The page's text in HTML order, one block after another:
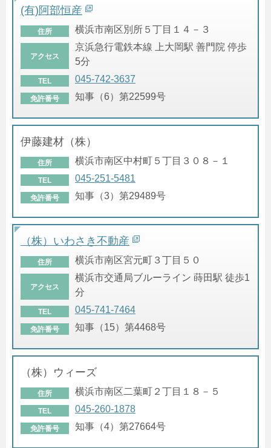
(有)阿部恒産
住所 横浜市南区別所５丁目１４－３
アクセス
京浜急行電鉄本線 上大岡駅 善門院 停歩
5分
TEL 045-742-3637
免許番号 知事（6）第22599号
伊藤建材（株）
住所 横浜市南区中村町５丁目３０８－１
TEL 045-251-5481
免許番号 知事（3）第29489号
（株）いわさき不動産
住所 横浜市南区宮元町３丁目５０
アクセス
横浜市交通局ブルーライン 蒔田駅 徒歩1
分
TEL 045-741-7464
免許番号 知事（15）第4468号
（株）ウィーズ
住所 横浜市南区二葉町２丁目１８－５
TEL 045-260-1878
免許番号 知事（4）第27664号